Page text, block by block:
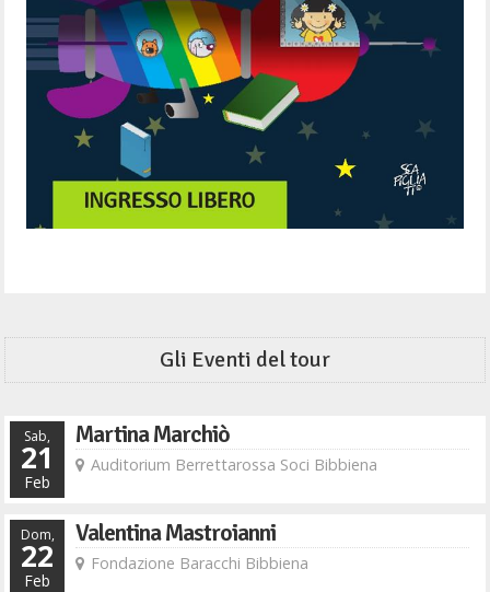
Gli Eventi del tour
Sab,
21
Feb
Martina Marchiò
Auditorium Berrettarossa Soci Bibbiena
Dom,
22
Feb
Valentina Mastroianni
Fondazione Baracchi Bibbiena